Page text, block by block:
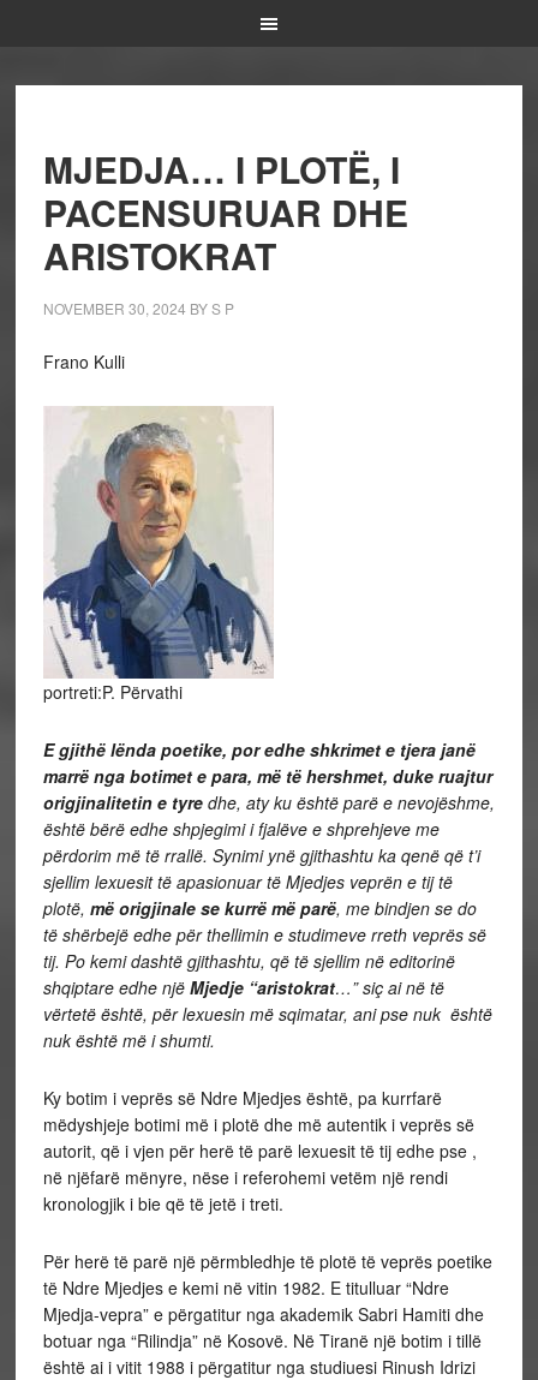
MJEDJA… I PLOTË, I
PACENSURUAR DHE
ARISTOKRAT
NOVEMBER 30, 2024 BYS P
Frano Kulli
portreti:P. Përvathi
E gjithë lënda poetike, por edhe shkrimet e tjera janë
marrë nga botimet e para, më të hershmet, duke ruajtur
origjinalitetin e tyredhe, aty ku është parë e nevojëshme,
është bërë edhe shpjegimi i fjalëve e shprehjeve me
përdorim më të rrallë. Synimi ynë gjithashtu ka qenë që t’i
sjellim lexuesit të apasionuar të Mjedjes veprën e tij të
plotë, më origjinale se kurrë më parë, me bindjen se do
të shërbejë edhe për thellimin e studimeve rreth veprës së
tij. Po kemi dashtë gjithashtu, që të sjellim në editorinë
shqiptare edhe një Mjedje “aristokrat…” siç ai në të
vërtetë është, për lexuesin më sqimatar, ani pse nuk është
nuk është më i shumti.
Ky botim i veprës së Ndre Mjedjes është, pa kurrfarë
mëdyshjeje botimi më i plotë dhe më autentik i veprës së
autorit, që i vjen për herë të parë lexuesit të tij edhe pse ,
në njëfarë mënyre, nëse i referohemi vetëm një rendi
kronologjik i bie që të jetë i treti.
Për herë të parë një përmbledhje të plotë të veprës poetike
të Ndre Mjedjes e kemi në vitin 1982. E titulluar “Ndre
Mjedja-vepra” e përgatitur nga akademik Sabri Hamiti dhe
botuar nga “Rilindja” në Kosovë. Në Tiranë një botim i tillë
është ai i vitit 1988 i përgatitur nga studiuesi Rinush Idrizi